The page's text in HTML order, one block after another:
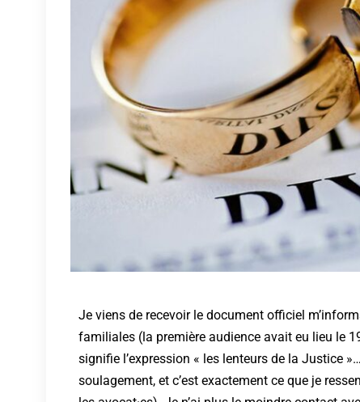
Je viens de recevoir le document officiel
familiales (la première audience avait eu lieu le
signifie l’expression « les lenteurs de la Justice
soulagement, et c’est exactement ce que je